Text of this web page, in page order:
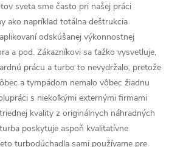
sveta sme často pri našej práci
ako napríklad totálna deštrukcia
odskúšanej výkonnostnej
a pod. Zákazníkovi sa ťažko vysvetluje,
prácu a turbo to nevydržalo, pretože
a tympádom nemalo vôbec žiadnu
s niekoľkými externými firmami
kvality z originálnych náhradných
poskytuje aspoň kvalitatívne
turbodúchadla sami používame pre